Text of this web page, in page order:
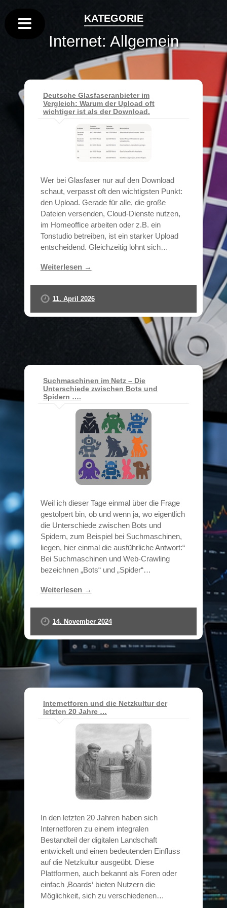
KATEGORIE
Internet: Allgemein
Deutsche Glasfaseranbieter im
Vergleich: Warum der Upload oft
wichtiger ist als der Download.
Wer bei Glasfaser nur auf den Download
schaut, verpasst oft den wichtigsten Punkt:
den Upload. Gerade für alle, die große
Dateien versenden, Cloud-Dienste nutzen,
im Homeoffice arbeiten oder z.B. ein
Tonstudio betreiben, ist ein starker Upload
entscheidend. Gleichzeitig lohnt sich…
Weiterlesen →
11. April 2026
Suchmaschinen im Netz – Die
Unterschiede zwischen Bots und
Spidern ….
Weil ich dieser Tage einmal über die Frage
gestolpert bin, ob und wenn ja, wo eigentlich
die Unterschiede zwischen Bots und
Spidern, zum Beispiel bei Suchmaschinen,
liegen, hier einmal die ausführliche Antwort:“
Bei Suchmaschinen und Web-Crawling
bezeichnen „Bots“ und „Spider“…
Weiterlesen →
14. November 2024
Internetforen und die Netzkultur der
letzten 20 Jahre …
In den letzten 20 Jahren haben sich
Internetforen zu einem integralen
Bestandteil der digitalen Landschaft
entwickelt und einen bedeutenden Einfluss
auf die Netzkultur ausgeübt. Diese
Plattformen, auch bekannt als Foren oder
einfach ‚Boards‘ bieten Nutzern die
Möglichkeit, sich zu verschiedenen…